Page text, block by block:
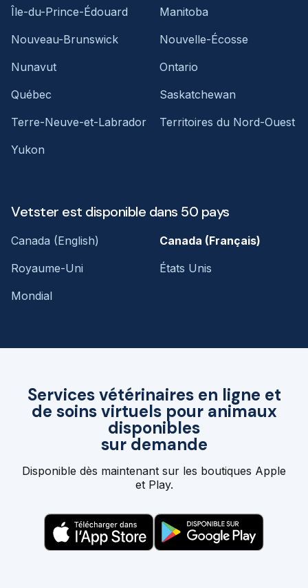
Services vétérinaires en ligne et
de soins virtuels pour animaux
disponibles
sur demande
Disponible dès maintenant sur les boutiques Apple
et Play.
Île-du-Prince-Édouard
Manitoba
Nouveau-Brunswick
Nouvelle-Écosse
Nunavut
Ontario
Québec
Saskatchewan
Terre-Neuve-et-Labrador
Territoires du Nord-Ouest
Yukon
Vetster est disponible dans 50 pays
Canada (English)
Canada (Français)
Royaume-Uni
États Unis
Mondial